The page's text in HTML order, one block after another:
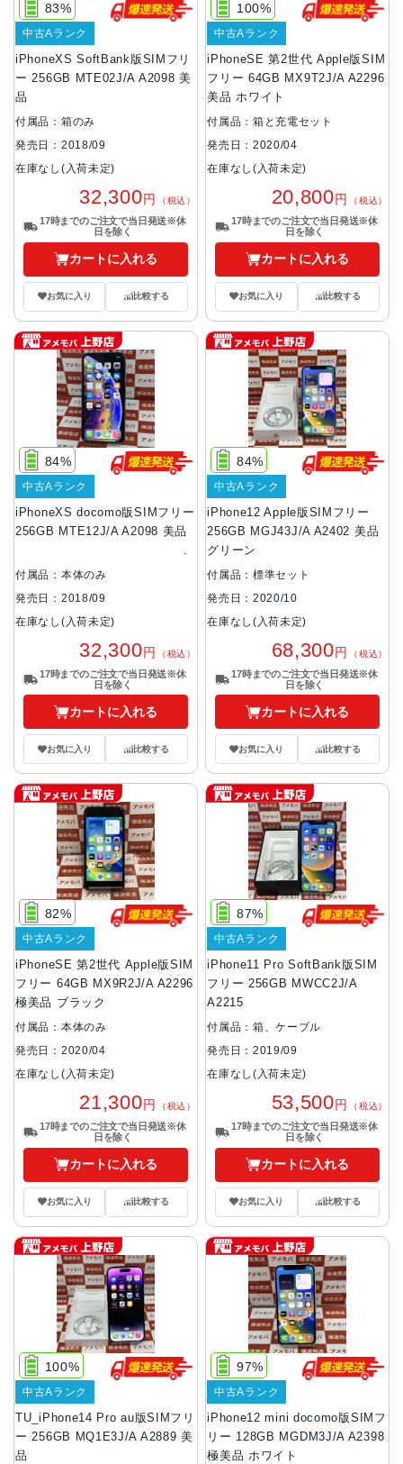
iPhoneXS SoftBank版SIMフリ
ー 256GB MTE02J/A A2098 美
品
83%
中古Aランク
付属品：箱のみ
発売日：2018/09
在庫なし(入荷未定)
32,300円 （税込）
17時までのご注文で当日発送※休
日を除く
カートに入れる
お気に入り 比較する
iPhoneSE 第2世代 Apple版SIM
フリー 64GB MX9T2J/A A2296
美品 ホワイト
100%
中古Aランク
付属品：箱と充電セット
発売日：2020/04
在庫なし(入荷未定)
20,800円 （税込）
17時までのご注文で当日発送※休
日を除く
カートに入れる
お気に入り 比較する
iPhoneXS docomo版SIMフリー
256GB MTE12J/A A2098 美品
84%
中古Aランク
付属品：本体のみ
発売日：2018/09
在庫なし(入荷未定)
32,300円 （税込）
17時までのご注文で当日発送※休
日を除く
カートに入れる
お気に入り 比較する
iPhone12 Apple版SIMフリー
256GB MGJ43J/A A2402 美品
グリーン
84%
中古Aランク
付属品：標準セット
発売日：2020/10
在庫なし(入荷未定)
68,300円 （税込）
17時までのご注文で当日発送※休
日を除く
カートに入れる
お気に入り 比較する
iPhoneSE 第2世代 Apple版SIM
フリー 64GB MX9R2J/A A2296
極美品 ブラック
82%
中古Aランク
付属品：本体のみ
発売日：2020/04
在庫なし(入荷未定)
21,300円 （税込）
17時までのご注文で当日発送※休
日を除く
カートに入れる
お気に入り 比較する
iPhone11 Pro SoftBank版SIM
フリー 256GB MWCC2J/A
A2215
87%
中古Aランク
付属品：箱、ケーブル
発売日：2019/09
在庫なし(入荷未定)
53,500円 （税込）
17時までのご注文で当日発送※休
日を除く
カートに入れる
お気に入り 比較する
TU_iPhone14 Pro au版SIMフリ
ー 256GB MQ1E3J/A A2889 美
品
100%
中古Aランク
iPhone12 mini docomo版SIMフ
リー 128GB MGDM3J/A A2398
極美品 ホワイト
97%
中古Aランク